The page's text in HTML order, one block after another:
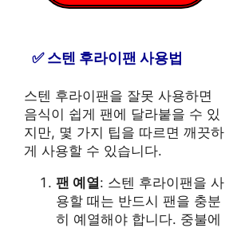
스텐 후라이팬 사용법
스텐 후라이팬을 잘못 사용하면
음식이 쉽게 팬에 달라붙을 수 있
지만, 몇 가지 팁을 따르면 깨끗하
게 사용할 수 있습니다.
팬 예열: 스텐 후라이팬을 사
용할 때는 반드시 팬을 충분
히 예열해야 합니다. 중불에